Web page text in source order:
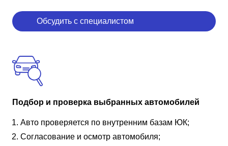
Обсудить с специалистом
Подбор и проверка выбранных автомобилей
Авто проверяется по внутренним базам ЮК;
Согласование и осмотр автомобиля;